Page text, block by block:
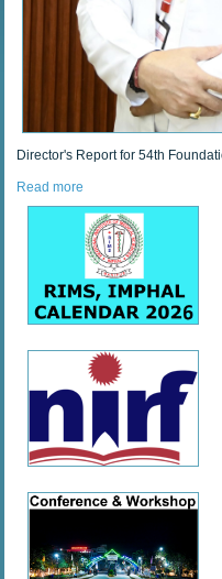
Director's Report for 54th
Read more